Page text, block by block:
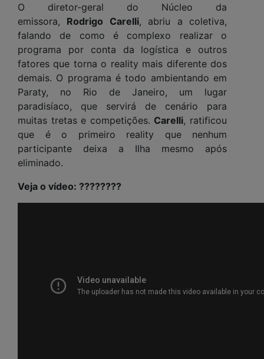
O diretor-geral do Núcleo da
emissora, Rodrigo Carelli, abriu a coletiva,
falando de como é complexo realizar o
programa por conta da logística e outros
fatores que torna o reality mais diferente dos
demais. O programa é todo ambientando em
Paraty, no Rio de Janeiro, um lugar
paradisíaco, que servirá de cenário para
muitas tretas e competições. Carelli, ratificou
que é o primeiro reality que nenhum
participante deixa a Ilha mesmo após
eliminado.
Veja o vídeo: ????????